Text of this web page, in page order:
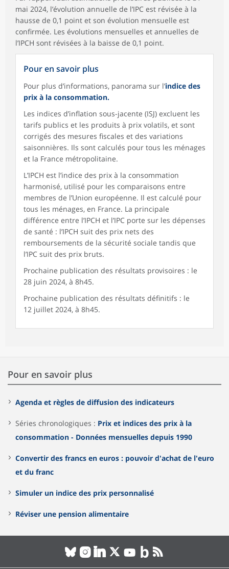
mai 2024, l’évolution annuelle de l’IPC est révisée à la
hausse de 0,1 point et son évolution mensuelle est
confirmée. Les évolutions mensuelles et annuelles de
l’IPCH sont révisées à la baisse de 0,1 point.
Pour en savoir plus
Pour plus d’informations, panorama sur l’indice des
prix à la consommation.
Les indices d’inflation sous-jacente (ISJ) excluent les
tarifs publics et les produits à prix volatils, et sont
corrigés des mesures fiscales et des variations
saisonnières. Ils sont calculés pour tous les ménages
et la France métropolitaine.
L’IPCH est l’indice des prix à la consommation
harmonisé, utilisé pour les comparaisons entre
membres de l’Union européenne. Il est calculé pour
tous les ménages, en France. La principale
différence entre l’IPCH et l’IPC porte sur les dépenses
de santé : l’IPCH suit des prix nets des
remboursements de la sécurité sociale tandis que
l’IPC suit des prix bruts.
Prochaine publication des résultats provisoires : le
28 juin 2024, à 8h45.
Prochaine publication des résultats définitifs : le
12 juillet 2024, à 8h45.
Pour en savoir plus
Agenda et règles de diffusion des indicateurs
Séries chronologiques : Prix et indices des prix à la
consommation - Données mensuelles depuis 1990
Convertir des francs en euros : pouvoir d'achat de l'euro
et du franc
Simuler un indice des prix personnalisé
Réviser une pension alimentaire